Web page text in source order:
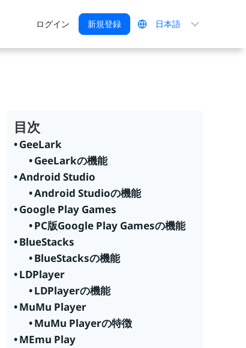
ログイン 新規登録
を
目次
GeeLark
GeeLarkの機能
Android Studio
Android Studioの機能
Google Play Games
PC版Google Play Gamesの機能
BlueStacks
BlueStacksの機能
LDPlayer
LDPlayerの機能
MuMu Player
MuMu Playerの特徴
MEmu Play